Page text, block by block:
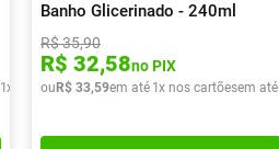
1x de R$ 26,40
Banho Glicerinado - 240ml
R$35,90
R$ 32,58no PIX
ou R$ 33,59em até 1x nos cartõesem até